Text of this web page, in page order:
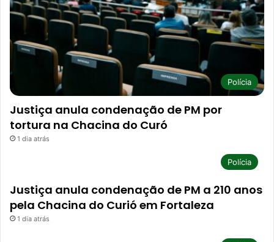
Polícia
Justiça anula condenação de PM por
tortura na Chacina do Curó
1 dia atrás
Polícia
Justiça anula condenação de PM a 210 anos
pela Chacina do Curió em Fortaleza
1 dia atrás